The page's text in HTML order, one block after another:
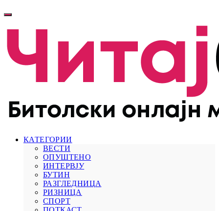
КАТЕГОРИИ
ВЕСТИ
ОПУШТЕНО
ИНТЕРВЈУ
БУТИН
РАЗГЛЕДНИЦА
РИЗНИЦА
СПОРТ